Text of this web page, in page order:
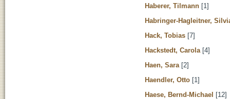
Haberer, Tilmann [1]
Habringer-Hagleitner,
Hack, Tobias [7]
Hackstedt, Carola [4]
Haen, Sara [2]
Haendler, Otto [1]
Haese, Bernd-Michael [12]